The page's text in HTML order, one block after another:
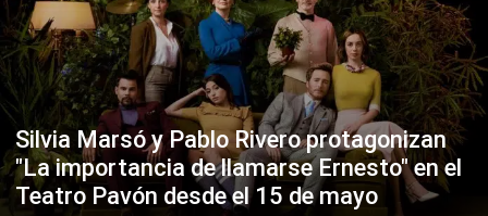
Silvia Marsó y Pablo Rivero protagonizan
"La importancia de llamarse Ernesto" en el
Teatro Pavón desde el 15 de mayo